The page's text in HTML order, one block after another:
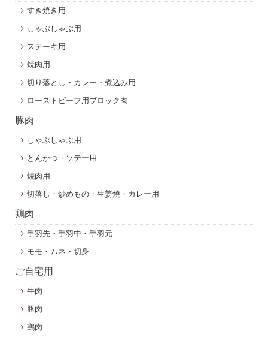
すき焼き用
しゃぶしゃぶ用
ステーキ用
焼肉用
切り落とし・カレー・煮込み用
ローストビーフ用ブロック肉
豚肉
しゃぶしゃぶ用
とんかつ・ソテー用
焼肉用
切落し・炒めもの・生姜焼・カレー用
鶏肉
手羽先・手羽中・手羽元
モモ・ムネ・切身
ご自宅用
牛肉
豚肉
鶏肉